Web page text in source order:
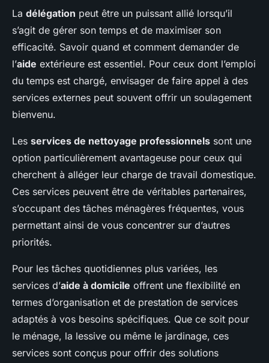
La délégation peut être un puissant allié lorsqu’il
s’agit de gérer son temps et de maximiser son
efficacité. Savoir quand et comment demander de
l’aide extérieure est essentiel. Pour ceux dont l’emploi
du temps est chargé, envisager de faire appel à des
services externes peut souvent offrir un soulagement
bienvenu.
Les services de nettoyage professionnels sont une
option particulièrement avantageuse pour ceux qui
cherchent à alléger leur charge de travail domestique.
Ces services peuvent être de véritables partenaires,
s’occupant des tâches ménagères fréquentes, vous
permettant ainsi de vous concentrer sur d’autres
priorités.
Pour les tâches quotidiennes plus variées, les
services d’aide à domicile offrent une flexibilité en
termes d’organisation et de prestation de services
adaptés à vos besoins spécifiques. Que ce soit pour
le ménage, la lessive ou même le jardinage, ces
services sont conçus pour offrir des solutions